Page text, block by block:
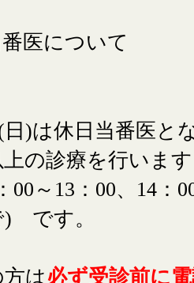
医について
日)は休日当番医と
の診療を行います
～13：00、14：
) です。
は必ず受診前に